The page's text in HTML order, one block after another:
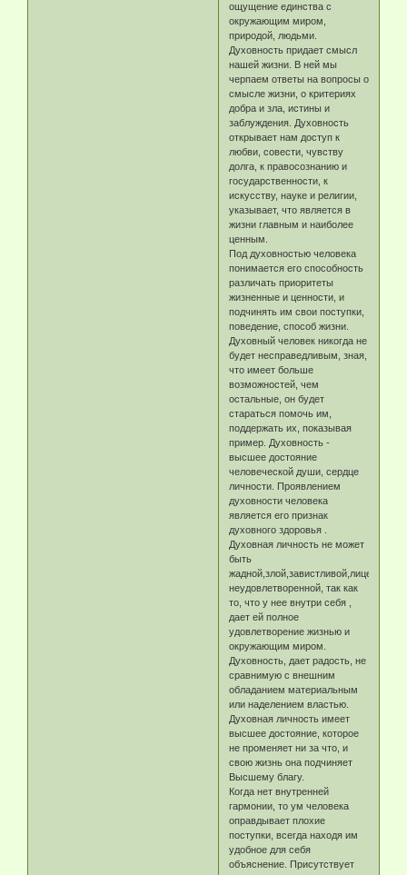
ощущение единства с
окружающим миром,
природой, людьми.
Духовность придает смысл
нашей жизни. В ней мы
черпаем ответы на вопросы о
смысле жизни, о критериях
добра и зла, истины и
заблуждения. Духовность
открывает нам доступ к
любви, совести, чувству
долга, к правосознанию и
государственности, к
искусству, науке и религии,
указывает, что является в
жизни главным и наиболее
ценным.
Под духовностью человека
понимается его способность
различать приоритеты
жизненные и ценности, и
подчинять им свои поступки,
поведение, способ жизни.
Духовный человек никогда не
будет несправедливым, зная,
что имеет больше
возможностей, чем
остальные, он будет
стараться помочь им,
поддержать их, показывая
пример. Духовность -
высшее достояние
человеческой души, сердце
личности. Проявлением
духовности человека
является его признак
духовного здоровья .
Духовная личность не может
быть
неудовлетворенной, так как
то, что у нее внутри себя ,
дает ей полное
удовлетворение жизнью и
окружающим миром.
Духовность, дает радость, не
сравнимую с внешним
обладанием материальным
или наделением властью.
Духовная личность имеет
высшее достояние, которое
не променяет ни за что, и
свою жизнь она подчиняет
Высшему благу.
Когда нет внутренней
гармонии, то ум человека
оправдывает плохие
поступки, всегда находя им
удобное для себя
объяснение. Присутствует